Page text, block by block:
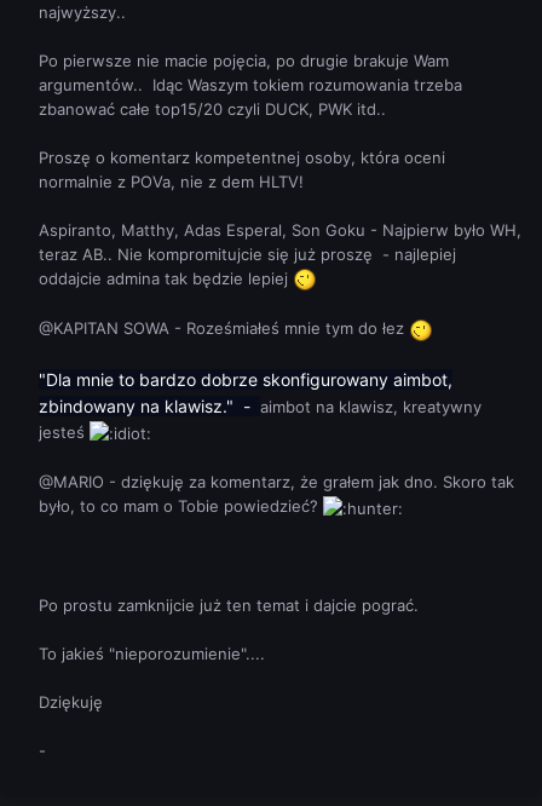
najwyższy..
Po pierwsze nie macie pojęcia, po drugie brakuje Wam
argumentów.. Idąc Waszym tokiem rozumowania trzeba
zbanować całe top15/20 czyli DUCK, PWK itd..
Proszę o komentarz kompetentnej osoby, która oceni
normalnie z POVa, nie z dem HLTV!
Aspiranto, Matthy, Adas Esperal, Son Goku - Najpierw było WH,
teraz AB.. Nie kompromitujcie się już proszę - najlepiej
oddajcie admina tak będzie lepiej
@KAPITAN SOWA - Roześmiałeś mnie tym do łez
"Dla mnie to bardzo dobrze skonfigurowany aimbot,
zbindowany na klawisz." - aimbot na klawisz, kreatywny
jesteś
@MARIO - dziękuję za komentarz, że grałem jak dno. Skoro tak
było, to co mam o Tobie powiedzieć?
Po prostu zamknijcie już ten temat i dajcie pograć.
To jakieś "nieporozumienie"....
Dziękuję
-